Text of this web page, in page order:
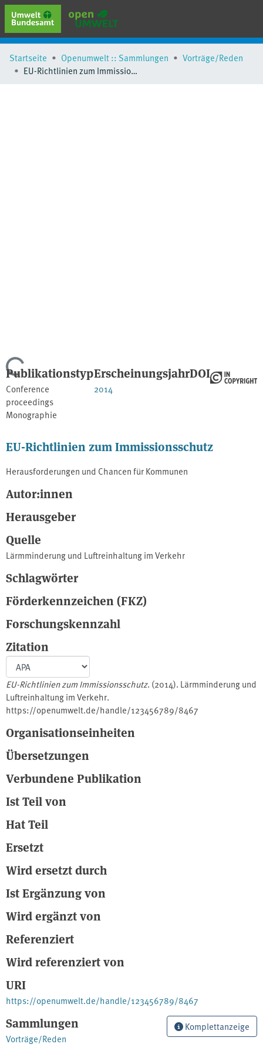
erweiterte Suche
Browse
Startseite Openumwelt :: Sammlungen
Vorträge/Reden
EU-Richtlinien zum Immissionsschutz
Lade...
Publikationstyp
Conference
proceedings
Monographie
Erscheinungsjahr
2014
DOI
EU-Richtlinien zum Immissionsschutz
Herausforderungen und Chancen für Kommunen
Autor:innen
Herausgeber
Quelle
Lärmminderung und Luftreinhaltung im Verkehr
Schlagwörter
Förderkennzeichen (FKZ)
Forschungskennzahl
Zitation
EU-Richtlinien zum Immissionsschutz. (2014). Lärmminderung und
Luftreinhaltung im Verkehr.
https://openumwelt.de/handle/123456789/8467
Organisationseinheiten
Übersetzungen
Verbundene Publikation
Ist Teil von
Hat Teil
Ersetzt
Wird ersetzt durch
Ist Ergänzung von
Wird ergänzt von
Referenziert
Wird referenziert von
URI
https://openumwelt.de/handle/123456789/8467
Sammlungen
Vorträge/Reden
Komplettanzeige